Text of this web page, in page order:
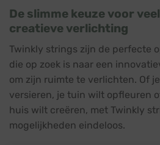
De slimme keuze voor
creatieve verlichting
Twinkly strings zijn de perfecte
die op zoek is naar een
om zijn ruimte te verlichten. Of
versieren, je tuin wilt opfleuren
huis wilt creëren, met Twinkly
mogelijkheden eindeloos.